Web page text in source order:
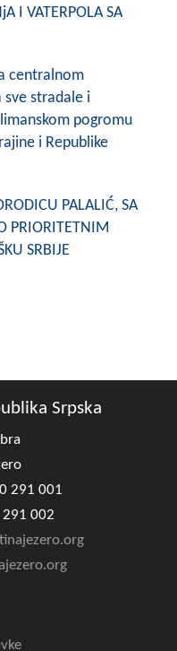
I VATERPOLA SA
centralnom
sve stradale i
pogromu
i Republike
PALALIĆ, SA
PRIORITETNIM
SRBIJE
Srpska
291 001
291 002